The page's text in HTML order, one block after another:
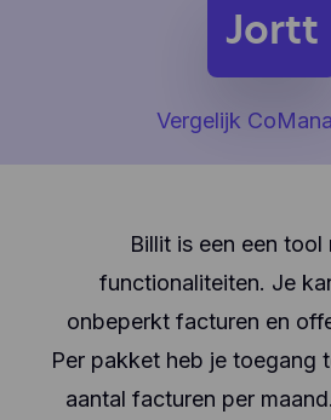
Jortt
Vergelijk
Billit is een een tool
functionaliteiten. Je
onbeperkt facturen en
Per pakket heb je toegang
aantal facturen per